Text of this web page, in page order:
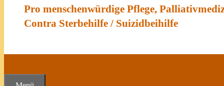
Pro menschenwürdige Pflege,
Contra Sterbehilfe / Suizidbeihilfe